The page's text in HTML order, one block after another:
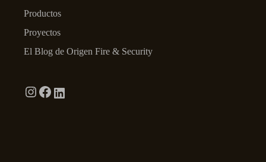
Productos
Proyectos
El Blog de Origen Fire & Security